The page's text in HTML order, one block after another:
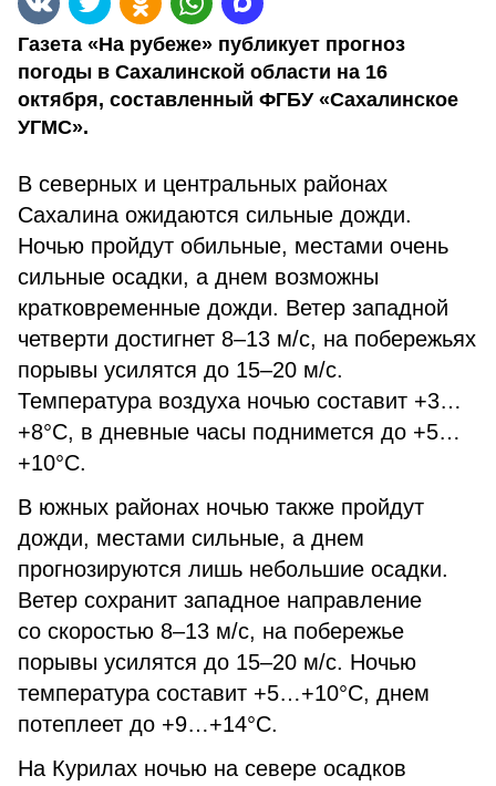
Газета «На рубеже» публикует прогноз
погоды в Сахалинской области на 16
октября, составленный ФГБУ «Сахалинское
УГМС».
В северных и центральных районах
Сахалина ожидаются сильные дожди.
Ночью пройдут обильные, местами очень
сильные осадки, а днем возможны
кратковременные дожди. Ветер западной
четверти достигнет 8–13 м/с, на побережьях
порывы усилятся до 15–20 м/с.
Температура воздуха ночью составит +3…
+8°C, в дневные часы поднимется до +5…
+10°C.
В южных районах ночью также пройдут
дожди, местами сильные, а днем
прогнозируются лишь небольшие осадки.
Ветер сохранит западное направление
со скоростью 8–13 м/с, на побережье
порывы усилятся до 15–20 м/с. Ночью
температура составит +5…+10°C, днем
потеплеет до +9…+14°C.
На Курилах ночью на севере осадков